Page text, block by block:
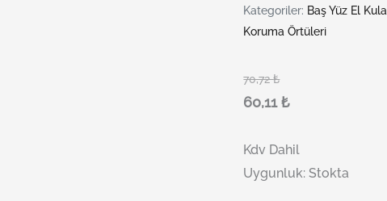
Kategoriler: Baş Yüz El
Koruma Örtüleri
70,72₺
60,11₺
Kdv Dahil
Uygunluk: Stokta